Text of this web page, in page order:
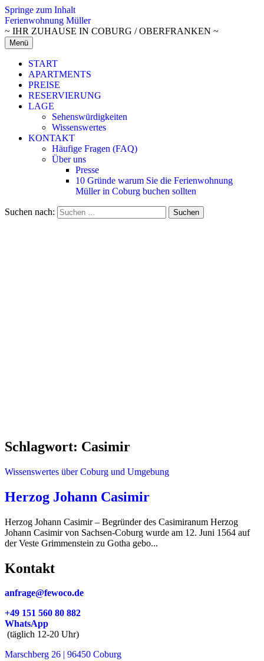
Springe zum Inhalt
Ferienwohnung Müller
~ IHR ZUHAUSE IN COBURG / OBERFRANKEN ~
Menü
START
APARTMENTS
PREISE
RESERVIERUNG
LAGE
Sehenswürdigkeiten
Wissenswertes
KONTAKT
Häufige Fragen (FAQ)
Über uns
Presse
10 Gründe warum Sie die Ferienwohnung
Müller in Coburg buchen sollten
Suchen nach:
Schlagwort: Casimir
Wissenswertes über Coburg und Umgebung
Herzog Johann Casimir
Herzog Johann Casimir – Begründer des Casimiranum Herzog
Johann Casimir von Sachsen-Coburg wurde am 12. Juni 1564 auf
der Veste Grimmenstein zu Gotha gebo...
Kontakt
anfrage@fewoco.de
+49 151 560 80 882
WhatsApp
(täglich 12-20 Uhr)
Marschberg 26 | 96450 Coburg